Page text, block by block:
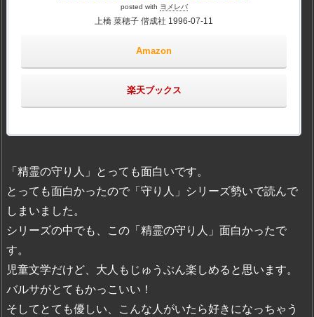
posted with ヨメレバ
上橋 菜穂子 偕成社 1996-07-11
Amazon
楽天ブックス
「精霊の守り人」とっても面白いです。
とっても面白かったので「守り人」シリーズ勢いで読んで
しまいました。
シリーズの中でも、この「精霊の守り人」面白かったで
す。
児童文学だけど、大人もじゅうぶん楽しめると思います。
バルサがとてもかっこいい！
そしてとても優しい、こんな人がいたら好きになっちゃう